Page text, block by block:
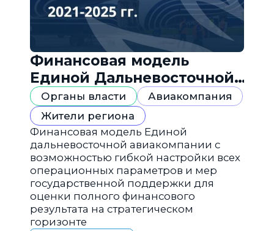
Финансовая модель
Единой Дальневосточной
авиакомпании
Органы власти
Авиакомпания
Жители региона
Финансовая модель Единой
дальневосточной авиакомпании с
возможностью гибкой настройки всех
операционных параметров и мер
государственной поддержки для
оценки полного финансового
результата на стратегическом
горизонте